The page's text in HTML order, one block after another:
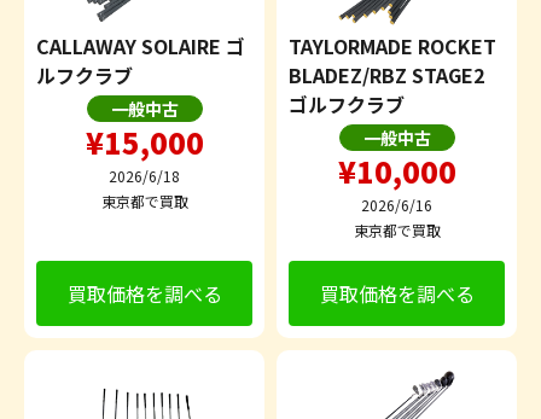
CALLAWAY SOLAIRE ゴ
ルフクラブ
一般中古
¥15,000
2026/6/18
東京都で買取
買取価格を調べる
TAYLORMADE ROCKET
BLADEZ/RBZ STAGE2
ゴルフクラブ
一般中古
¥10,000
2026/6/16
東京都で買取
買取価格を調べる